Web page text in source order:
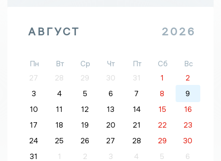
АВГУСТ 2026
Пн Вт Ср Чт Пт Сб
Вс
27
28 29 30 31 1
2
3
4 5 6 7 8
9
10
11 12 13 14 15
16
17
18 19 20 21 22
23
24
25 26 27 28 29
30
31
1 2 3 4 5 6